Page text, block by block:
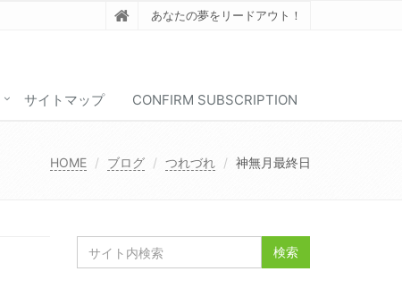
あなたの夢をリードアウト！
サイトマップ CONFIRM SUBSCRIPTION
HOME ブログ つれづれ 神無月最終日